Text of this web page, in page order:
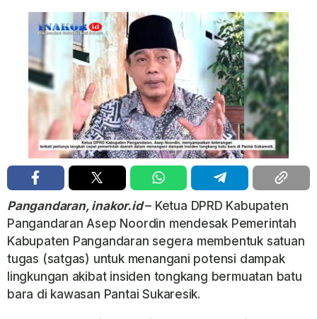
Pangandaran, inakor.id– Ketua DPRD Kabupaten
Pangandaran Asep Noordin mendesak Pemerintah
Kabupaten Pangandaran segera membentuk satuan
tugas (satgas) untuk menangani potensi dampak
lingkungan akibat insiden tongkang bermuatan batu
bara di kawasan Pantai Sukaresik.